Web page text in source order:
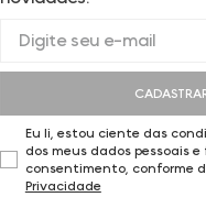
Eu li, estou ciente das
dos meus dados pessoais e
consentimento, conforme
Privacidade